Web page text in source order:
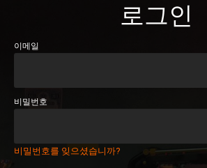
로그인
이메일
비밀번호
비밀번호를 잊으셨습니까?